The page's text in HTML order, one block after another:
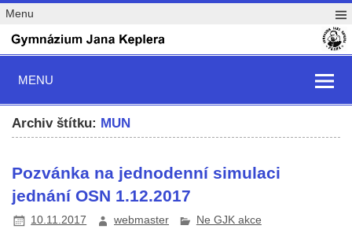
Menu
MENU
Archiv štítku: MUN
Pozvánka na jednodenní simulaci
jednání OSN 1.12.2017
10.11.2017 webmaster Ne GJK akce